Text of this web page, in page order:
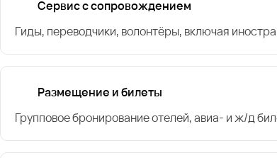
Сервис с сопровождением
Гиды, переводчики, волонтёры, включая
Размещение и билеты
Групповое бронирование отелей, авиа- и ж/д